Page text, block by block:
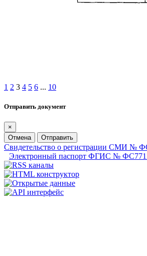
1 2 3 4 5 6 ... 10
Отправить документ
×
Отмена
Отправить
Свидетельство о регистрации СМИ №
Электронный паспорт ФГИС №